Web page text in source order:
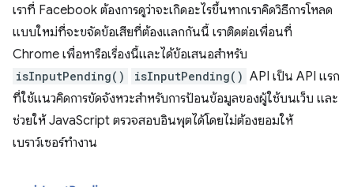
เราที่ Facebook ต้องการดูว่าจะเกิดอะไรขึ้นหากเราคิดวิธีการโหลด
แบบใหม่ที่จะขจัดข้อเสียที่ต้องแลกกันนี้ เราติดต่อเพื่อนที่
Chrome เพื่อหารือเรื่องนี้และได้ข้อเสนอสำหรับ
isInputPending() isInputPending() API เป็น API แรก
ที่ใช้แนวคิดการขัดจังหวะสำหรับการป้อนข้อมูลของผู้ใช้บนเว็บ และ
ช่วยให้ JavaScript ตรวจสอบอินพุตได้โดยไม่ต้องยอมให้
เบราว์เซอร์ทำงาน